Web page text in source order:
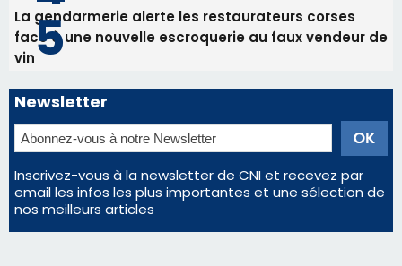
Inscrivez-vous à la newsletter de CNI et recevez par
email les infos les plus importantes et une sélection de
nos meilleurs articles
Régie publicitaire
Mentions légales
Nous contacter